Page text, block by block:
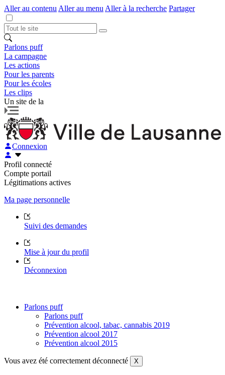
Aller au contenu Aller au menu Aller à la recherche Partager
Parlons puff
La campagne
Les actions
Pour les parents
Pour les écoles
Les clips
Un site de la
Connexion
Profil connecté
Compte portail
Légitimations actives
Ma page personnelle
Suivi des demandes
Mise à jour du profil
Déconnexion
Parlons puff
Parlons puff
Prévention alcool, tabac, cannabis 2019
Prévention alcool 2017
Prévention alcool 2015
Vous avez été correctement déconnecté X